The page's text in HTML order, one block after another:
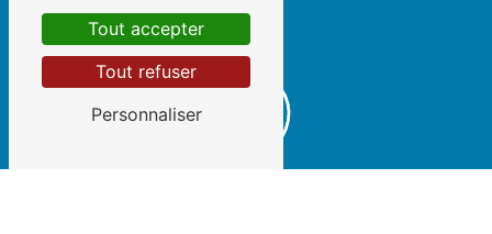
Tout accepter
Tout refuser
Personnaliser